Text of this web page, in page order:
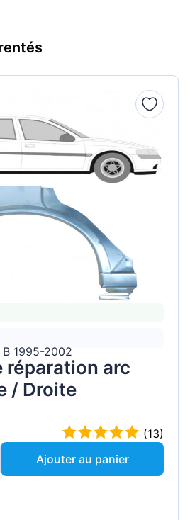
B 1995-2002
réparation arc
/ Droite
(13)
Ajouter au panier